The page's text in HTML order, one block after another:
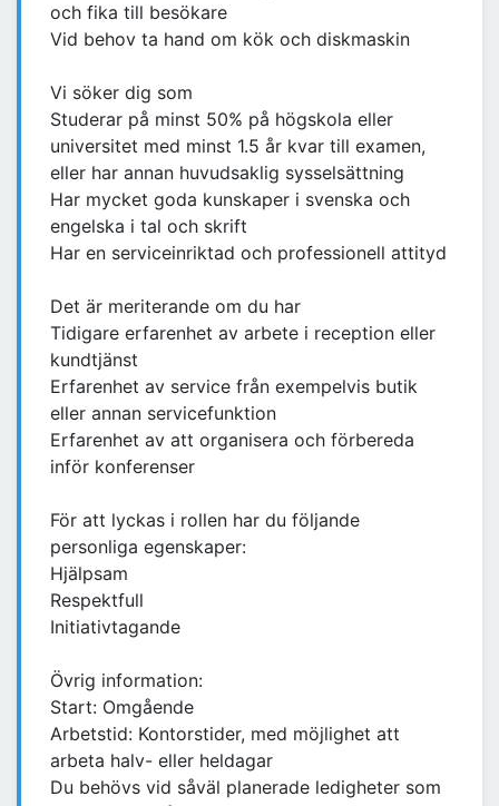
och fika till besökare
Vid behov ta hand om kök och diskmaskin
Vi söker dig som
Studerar på minst 50% på högskola eller
universitet med minst 1.5 år kvar till examen,
eller har annan huvudsaklig sysselsättning
Har mycket goda kunskaper i svenska och
engelska i tal och skrift
Har en serviceinriktad och professionell attityd
Det är meriterande om du har
Tidigare erfarenhet av arbete i reception eller
kundtjänst
Erfarenhet av service från exempelvis butik
eller annan servicefunktion
Erfarenhet av att organisera och förbereda
inför konferenser
För att lyckas i rollen har du följande
personliga egenskaper:
Hjälpsam
Respektfull
Initiativtagande
Övrig information:
Start: Omgående
Arbetstid: Kontorstider, med möjlighet att
arbeta halv- eller heldagar
Du behövs vid såväl planerade ledigheter som